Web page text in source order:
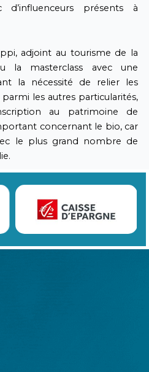
d’influenceurs présents à
adjoint au tourisme de la
la masterclass avec une
la nécessité de relier les
les autres particularités,
au patrimoine de
concernant le bio, car
le plus grand nombre de